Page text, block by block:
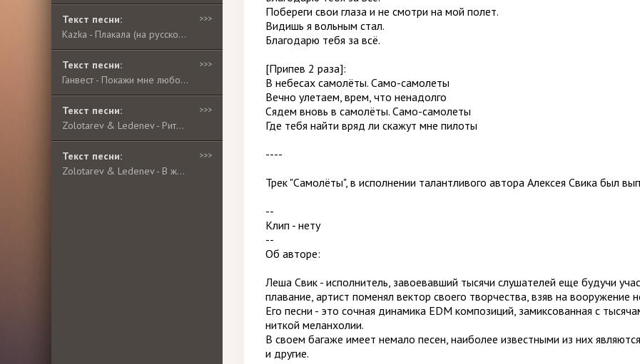
Текст песни:
Kazka - Плакала (на русском языке)
>>>
Текст песни:
Ганвест - Покажи мне любовь
>>>
Текст песни:
Zolotarev & Ledenev - Ритм района
>>>
Текст песни:
Zolotarev & Ledenev - В жизни так не бывает
>>>
Побереги свои глаза и не смотри на мой полет.
Видишь я вольным стал.
Благодарю тебя за всё.
[Припев 2 раза]:
В небесах самолёты. Само-самолеты
Вечно улетаем, врем, что ненадолго
Сядем вновь в самолёты. Само-самолеты
Где тебя найти вряд ли скажут мне пилоты
----
Трек "Самолёты", в исполнении талантливого автора Алексея Свика был
--
Клип - нету
--
Об авторе:
Леша Свик - исполнитель, завоевавший тысячи слушателей еще будучи
плавание, артист поменял вектор своего творчества, взяв на вооружение
Его песни - это сочная динамика EDM композиций, замиксованная с
ниткой меланхолии.
В своем багаже имеет немало песен, наиболее известными из них
и другие.